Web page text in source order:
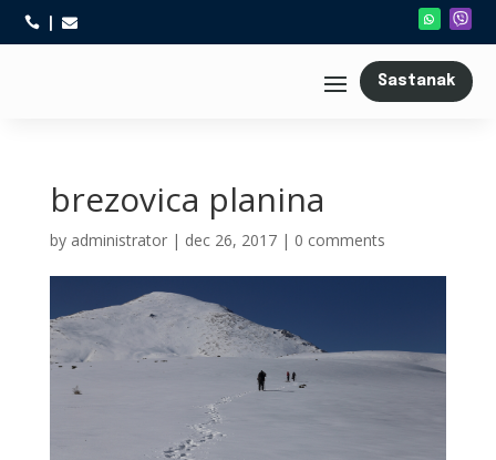
 
Sastanak
brezovica planina
by administrator| dec 26, 2017| 0 comments